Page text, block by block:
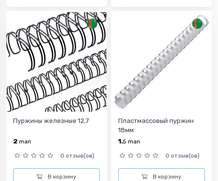
Пуржины железные 12,7
2 man
0 отзыв(ов)
В корзину
Пластмассовый пуржин
18мм
1.5 man
0 отзыв(ов)
В корзину